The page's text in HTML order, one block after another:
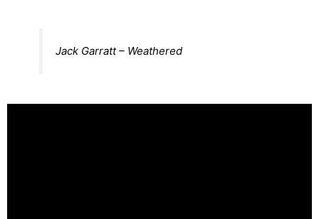
Jack Garratt – Weathered